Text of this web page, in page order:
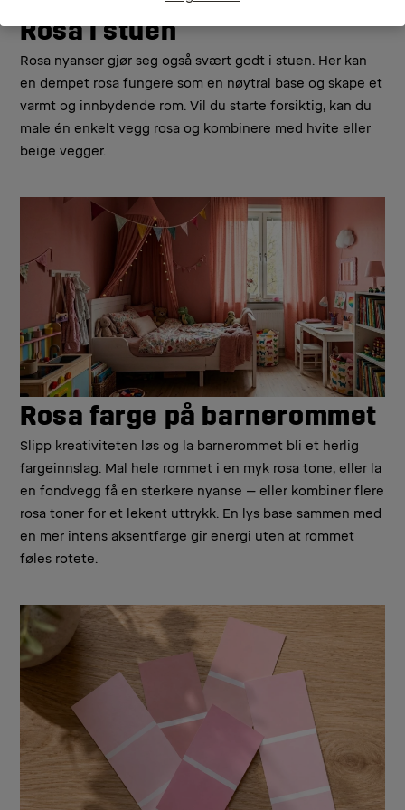
Rosa i stuen
Rosa nyanser gjør seg også svært godt i stuen. Her kan
en dempet rosa fungere som en nøytral base og skape et
varmt og innbydende rom. Vil du starte forsiktig, kan du
male én enkelt vegg rosa og kombinere med hvite eller
beige vegger.
Rosa farge på barnerommet
Slipp kreativiteten løs og la barnerommet bli et herlig
fargeinnslag. Mal hele rommet i en myk rosa tone, eller la
en fondvegg få en sterkere nyanse – eller kombiner flere
rosa toner for et lekent uttrykk. En lys base sammen med
en mer intens aksentfarge gir energi uten at rommet
føles rotete.